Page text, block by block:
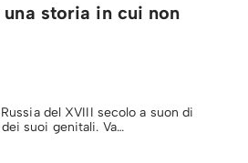
storia in cui non
del XVIII secolo a suon di
suoi genitali. Va…